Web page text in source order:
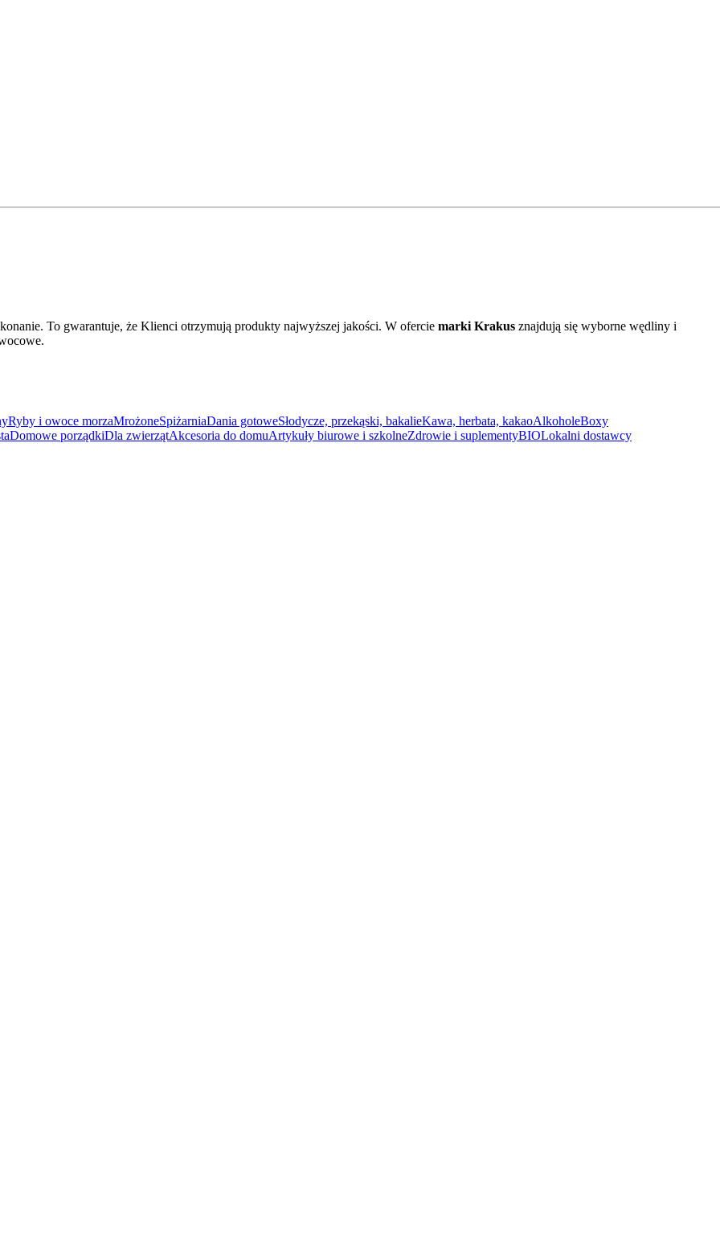
Ryby i owoce morzaMrożoneSpiżarniaDania gotoweSłodycze, przekąski, bakalieKawa, herbata, kakaoAlkoholeBoxy
Domowe porządkiDla zwierzątAkcesoria do domuArtykuły biurowe i szkolneZdrowie i suplementyBIOLokalni dostawcy
To gwarantuje, że Klienci otrzymują produkty najwyższej jakości. W ofercie marki Krakus znajdują się wyborne wędliny i